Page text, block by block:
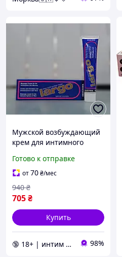
Мужской возбуждающий
крем для интимного
мл уход и укрепление
Готово к отправке
от70₴/мес
705₴
940 ₴
Купить
🔞 18+ | интим интернет-магазин 🍓 98%